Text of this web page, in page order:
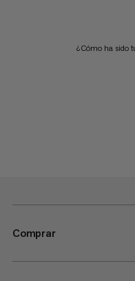
¿Cómo ha sido
Comprar